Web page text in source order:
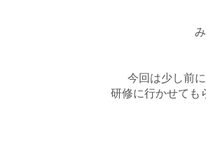
今回は少し前
研修に行かせても